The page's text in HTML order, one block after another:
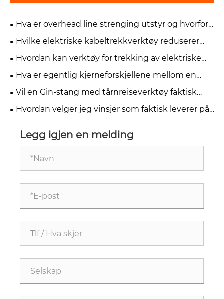
Hva er overhead line strenging utstyr og hvorfor
er det kritisk for kraftledning konstruksjon?
Hvilke elektriske kabeltrekkverktøy reduserer
risikoen uten å bremse jobben?
Hvordan kan verktøy for trekking av elektriske
kabel redusere installasjonstiden uten å skade
Hva er egentlig kjerneforskjellene mellom en
ginstang og en kran for småcelleutplasseringer
Vil en Gin-stang med tårnreiseverktøy faktisk
spare mannskapet mitt for tid og risiko?
Hvordan velger jeg vinsjer som faktisk leverer på
Legg igjen en melding